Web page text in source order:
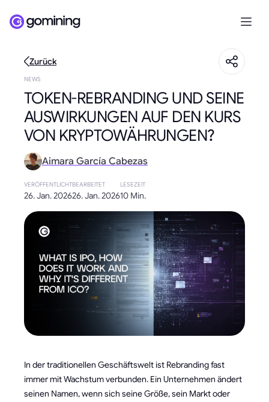
Zurück
NEWS
TOKEN-REBRANDING UND SEINE
AUSWIRKUNGEN AUF DEN KURS
VON KRYPTOWÄHRUNGEN?
Aimara García Cabezas
VERÖFFENTLICHT
26. Jan. 2026
BEARBEITET
26. Jan. 2026
LESEZEIT
10 Min.
In der traditionellen Geschäftswelt ist Rebranding fast
immer mit Wachstum verbunden. Ein Unternehmen ändert
seinen Namen, wenn sich seine Größe, sein Markt oder